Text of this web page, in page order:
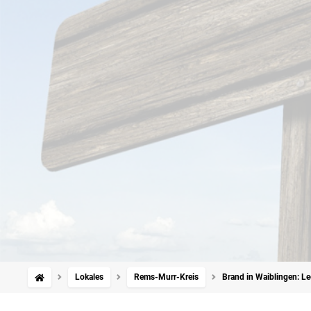
Lokales Rems-Murr-Kreis Brand in Waiblingen: